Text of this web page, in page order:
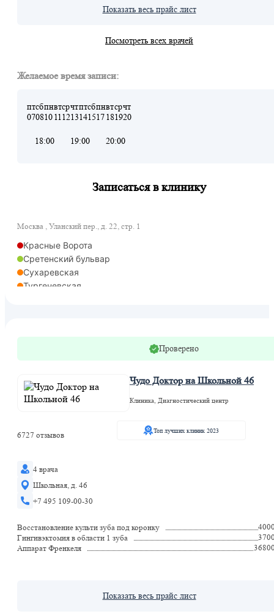
Показать весь прайс лист
Посмотреть всех врачей
Желаемое время записи:
пт
07
сб
08
пн
10
вт
11
ср
12
чт
13
пт
14
сб
15
пн
17
вт
18
ср
19
чт
20
18:00 19:00 20:00
Записаться в клинику
Москва , Уланский пер., д. 22, стр. 1
Красные Ворота
Сретенский бульвар
Сухаревская
Тургеневская
Проверено
Чудо Доктор на Школьной 46
Клиника, Диагностический центр
6727 отзывов
Топ лучших клиник 2023
4 врача
Школьная, д. 46
+7 495 109-00-30
Восстановление культи зуба под коронку
Гингивэктомия в области 1 зуба
Аппарат Френкеля
Показать весь прайс лист